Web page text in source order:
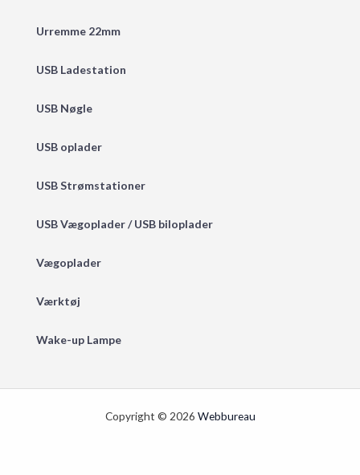
Urremme 22mm
USB Ladestation
USB Nøgle
USB oplader
USB Strømstationer
USB Vægoplader / USB biloplader
Vægoplader
Værktøj
Wake-up Lampe
Copyright © 2026 Webbureau